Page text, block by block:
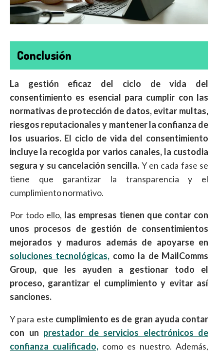
Conclusión
La gestión eficaz del ciclo de vida del
consentimiento es esencial para cumplir con las
normativas de protección de datos, evitar multas,
riesgos reputacionales y mantener la confianza de
los usuarios. El ciclo de vida del consentimiento
incluye la recogida por varios canales, la custodia
segura y su cancelación sencilla. Y en cada fase se
tiene que garantizar la transparencia y el
cumplimiento normativo.
Por todo ello, las empresas tienen que contar con
unos procesos de gestión de consentimientos
mejorados y maduros además de apoyarse en
soluciones tecnológicas, como la de MailComms
Group, que les ayuden a gestionar todo el
proceso, garantizar el cumplimiento y evitar así
sanciones.
Y para este cumplimiento es de gran ayuda contar
con un prestador de servicios electrónicos de
confianza cualificado, como es nuestro. Además,